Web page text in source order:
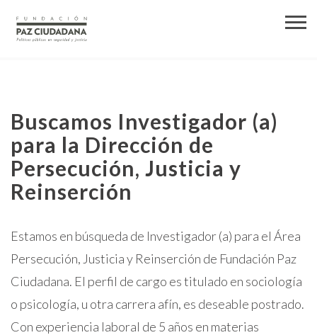
Buscamos Investigador (a)
para la Dirección de
Persecución, Justicia y
Reinserción
Estamos en búsqueda de Investigador (a) para el Área
Persecución, Justicia y Reinserción de Fundación Paz
Ciudadana. El perfil de cargo es titulado en sociología
o psicología, u otra carrera afín, es deseable postrado.
Con experiencia laboral de 5 años en materias